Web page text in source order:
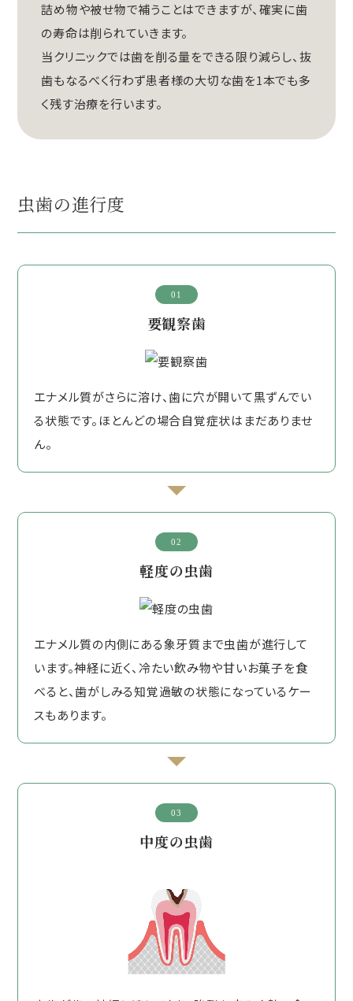
詰め物や被せ物で補うことはできますが、確実に歯
の寿命は削られていきます。
当クリニックでは歯を削る量をできる限り減らし、抜
歯もなるべく行わず患者様の大切な歯を1本でも多
く残す治療を行います。
虫歯の進行度
01
要観察歯
エナメル質がさらに溶け、歯に穴が開いて黒ずんでい
る状態です。ほとんどの場合自覚症状はまだありませ
ん。
02
軽度の虫歯
エナメル質の内側にある象牙質まで虫歯が進行して
います。神経に近く、冷たい飲み物や甘いお菓子を食
べると、歯がしみる知覚過敏の状態になっているケー
スもあります。
03
中度の虫歯